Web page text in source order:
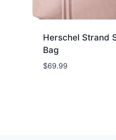
Herschel Strand
Bag
$69.99